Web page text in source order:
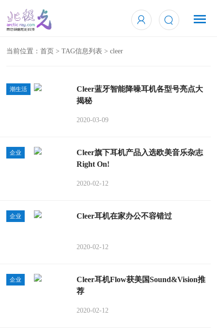
当前位置：首页 > TAG信息列表 > cleer
潮生活
Cleer蓝牙智能降噪耳机各型号亮点大
揭秘
2020-03-09
企业
Cleer旗下耳机产品入选欧美音乐杂志
Right On!
2020-02-12
企业 Cleer耳机在家办公不容错过
2020-02-12
企业
Cleer耳机Flow获美国Sound&Vision推
荐
2020-02-12